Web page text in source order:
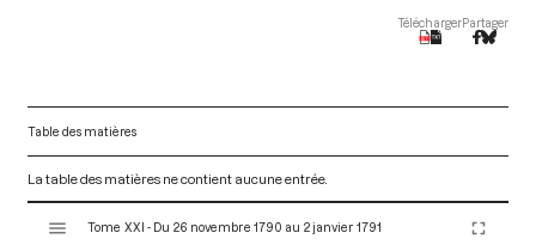
TéléchargerPartager
Table des matières
La table des matières ne contient aucune entrée.
Tome XXI - Du 26 novembre 1790 au 2 janvier 1791